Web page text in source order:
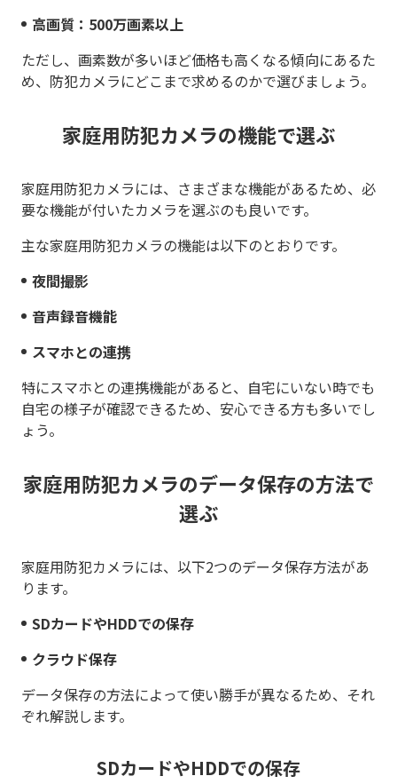
高画質：500万画素以上
ただし、画素数が多いほど価格も高くなる傾向にあるた
め、防犯カメラにどこまで求めるのかで選びましょう。
家庭用防犯カメラの機能で選ぶ
家庭用防犯カメラには、さまざまな機能があるため、必
要な機能が付いたカメラを選ぶのも良いです。
主な家庭用防犯カメラの機能は以下のとおりです。
夜間撮影
音声録音機能
スマホとの連携
特にスマホとの連携機能があると、自宅にいない時でも
自宅の様子が確認できるため、安心できる方も多いでし
ょう。
家庭用防犯カメラのデータ保存の方法で
選ぶ
家庭用防犯カメラには、以下2つのデータ保存方法があ
ります。
SDカードやHDDでの保存
クラウド保存
データ保存の方法によって使い勝手が異なるため、それ
ぞれ解説します。
SDカードやHDDでの保存